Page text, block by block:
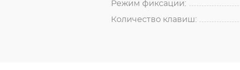
Режим фиксации:
Количество клавиш: